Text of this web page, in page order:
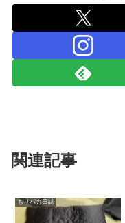
関連記事
もりバカ日誌